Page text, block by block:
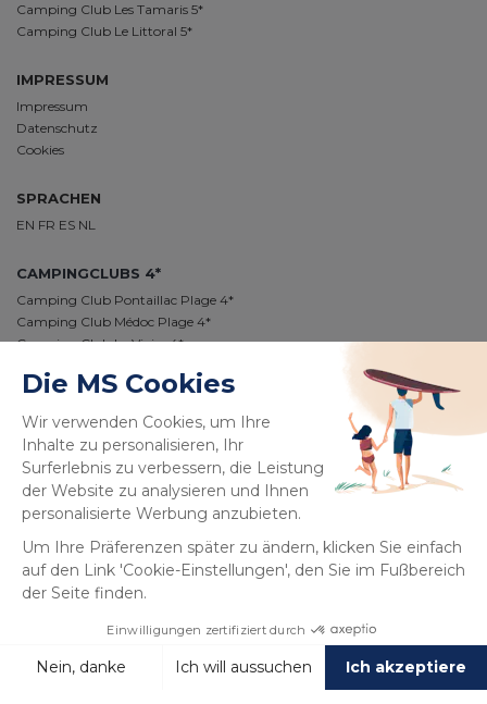
Camping Club Les Tamaris 5*
Camping Club Le Littoral 5*
IMPRESSUM
Impressum
Datenschutz
Cookies
SPRACHEN
EN FR ES NL
CAMPINGCLUBS 4*
Camping Club Pontaillac Plage 4*
Camping Club Médoc Plage 4*
Camping Club Le Vivier 4*
Camping Club Navarrosse Plage 4*
Camping Club La Côte des Roses 4*
100% SICHERE ZAHLUNG